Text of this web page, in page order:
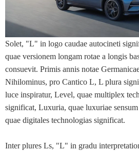
Solet, "L" in logo caudae autocineti
quae versionem longam rotae a longis
consuevit. Primis annis notae
Nihilominus, pro Cantico L, L plura
luce inspiratur, Level, quae multiplex
significat, Luxuria, quae luxuriae
quae digitales technologias significat.
Inter plures Ls, "L" in gradu